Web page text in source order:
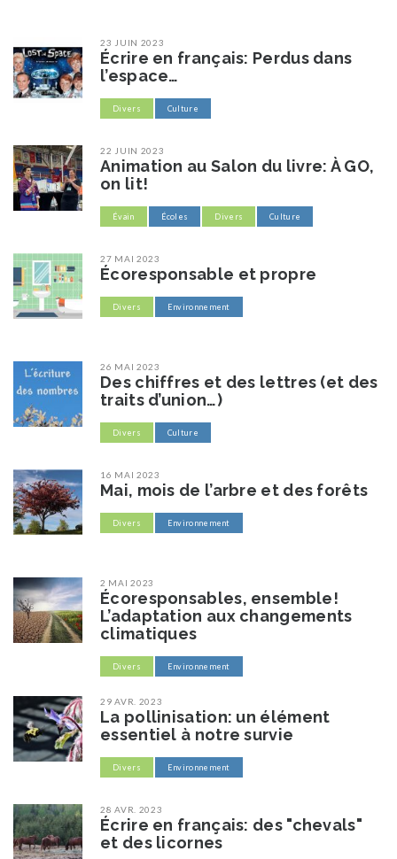
23 JUIN 2023
Écrire en français: Perdus dans
l’espace…
Divers Culture
22 JUIN 2023
Animation au Salon du livre: À GO,
on lit!
Évain Écoles Divers Culture
27 MAI 2023
Écoresponsable et propre
Divers Environnement
26 MAI 2023
Des chiffres et des lettres (et des
traits d’union…)
Divers Culture
16 MAI 2023
Mai, mois de l’arbre et des forêts
Divers Environnement
2 MAI 2023
Écoresponsables, ensemble!
L’adaptation aux changements
climatiques
Divers Environnement
29 AVR. 2023
La pollinisation: un élément
essentiel à notre survie
Divers Environnement
28 AVR. 2023
Écrire en français: des "chevals"
et des licornes